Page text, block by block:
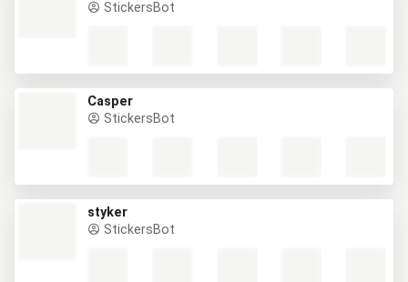
StickersBot
Casper
StickersBot
styker
StickersBot